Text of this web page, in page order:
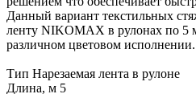
Данный вариант текстильных
ленту NIKOMAX в рулонах по 5
различном цветовом исполнении.
Тип Нарезаемая лента в рулоне
Длина, м 5